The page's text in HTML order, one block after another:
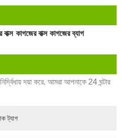
কাগজের বাক্স কাগজের ব্যাগ
দয়া করে. আমরা আপনাকে 24 ঘন্টার